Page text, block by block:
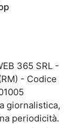
365 SRL -
- Codice
giornalistica,
periodicità.